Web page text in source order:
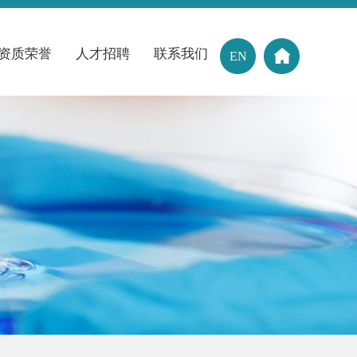
质荣誉 人才招聘 联系我们 EN